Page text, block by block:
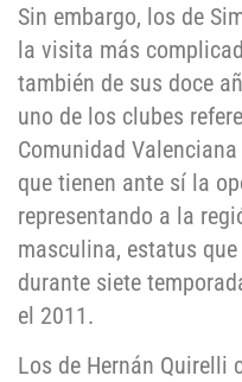
Sin embargo, los de
la visita más
también de sus doce
uno de los clubes
Comunidad
que tienen ante sí la
representando a la
masculina, estatus
durante siete
el 2011.
Los de Hernán Quirelli